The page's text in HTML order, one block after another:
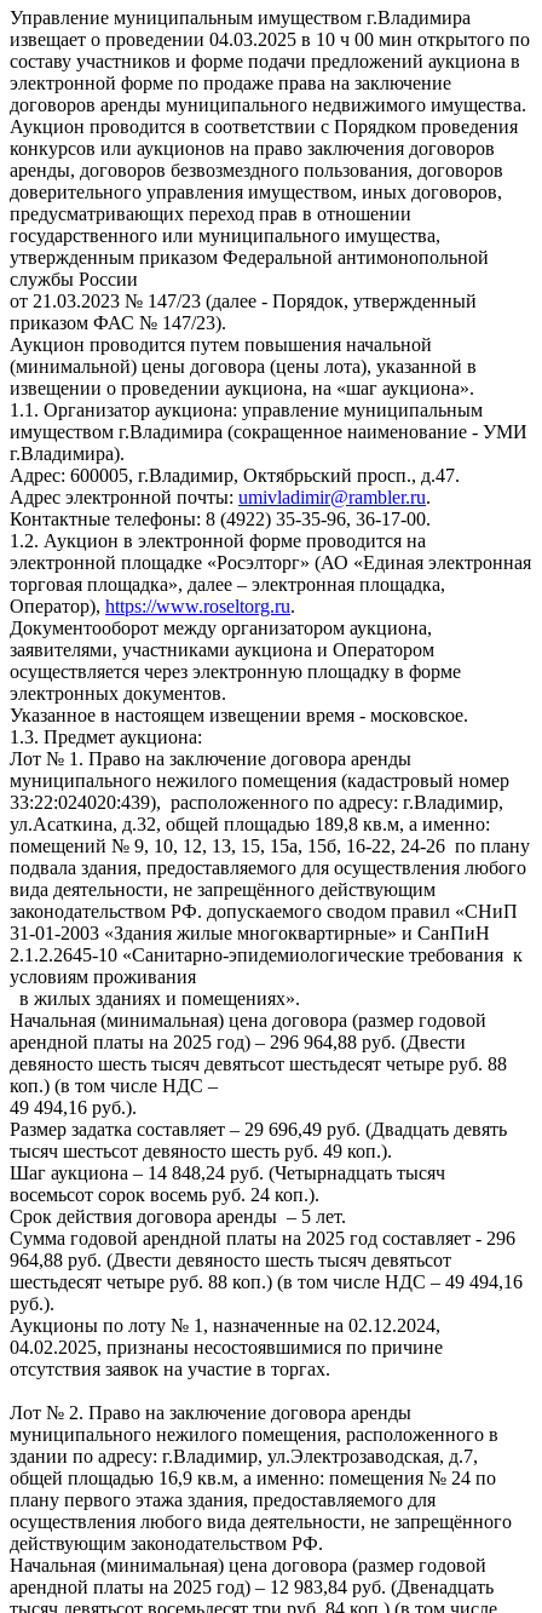
Управление муниципальным имуществом г.Владимира
извещает о проведении 04.03.2025 в 10 ч 00 мин открытого по
составу участников и форме подачи предложений аукциона в
электронной форме по продаже права на заключение
договоров аренды муниципального недвижимого имущества.
Аукцион проводится в соответствии с Порядком проведения
конкурсов или аукционов на право заключения договоров
аренды, договоров безвозмездного пользования, договоров
доверительного управления имуществом, иных договоров,
предусматривающих переход прав в отношении
государственного или муниципального имущества,
утвержденным приказом Федеральной антимонопольной
службы России
от 21.03.2023 № 147/23 (далее - Порядок, утвержденный
приказом ФАС № 147/23).
Аукцион проводится путем повышения начальной
(минимальной) цены договора (цены лота), указанной в
извещении о проведении аукциона, на «шаг аукциона».
1.1. Организатор аукциона: управление муниципальным
имуществом г.Владимира (сокращенное наименование - УМИ
г.Владимира).
Адрес: 600005, г.Владимир, Октябрьский просп., д.47.
Адрес электронной почты: umivladimir@rambler.ru.
Контактные телефоны: 8 (4922) 35-35-96, 36-17-00.
1.2. Аукцион в электронной форме проводится на
электронной площадке «Росэлторг» (АО «Единая электронная
торговая площадка», далее – электронная площадка,
Оператор), https://www.roseltorg.ru.
Документооборот между организатором аукциона,
заявителями, участниками аукциона и Оператором
осуществляется через электронную площадку в форме
электронных документов.
Указанное в настоящем извещении время - московское.
1.3. Предмет аукциона:
Лот № 1. Право на заключение договора аренды
муниципального нежилого помещения (кадастровый номер
33:22:024020:439), расположенного по адресу: г.Владимир,
ул.Асаткина, д.32, общей площадью 189,8 кв.м, а именно:
помещений № 9, 10, 12, 13, 15, 15а, 15б, 16-22, 24-26 по плану
подвала здания, предоставляемого для осуществления любого
вида деятельности, не запрещённого действующим
законодательством РФ. допускаемого сводом правил «СНиП
31-01-2003 «Здания жилые многоквартирные» и СанПиН
2.1.2.2645-10 «Санитарно-эпидемиологические требования к
условиям проживания
в жилых зданиях и помещениях».
Начальная (минимальная) цена договора (размер годовой
арендной платы на 2025 год) – 296 964,88 руб. (Двести
девяносто шесть тысяч девятьсот шестьдесят четыре руб. 88
коп.) (в том числе НДС –
49 494,16 руб.).
Размер задатка составляет – 29 696,49 руб. (Двадцать девять
тысяч шестьсот девяносто шесть руб. 49 коп.).
Шаг аукциона – 14 848,24 руб. (Четырнадцать тысяч
восемьсот сорок восемь руб. 24 коп.).
Срок действия договора аренды – 5 лет.
Сумма годовой арендной платы на 2025 год составляет - 296
964,88 руб. (Двести девяносто шесть тысяч девятьсот
шестьдесят четыре руб. 88 коп.) (в том числе НДС – 49 494,16
руб.).
Аукционы по лоту № 1, назначенные на 02.12.2024,
04.02.2025, признаны несостоявшимися по причине
отсутствия заявок на участие в торгах.
Лот № 2. Право на заключение договора аренды
муниципального нежилого помещения, расположенного в
здании по адресу: г.Владимир, ул.Электрозаводская, д.7,
общей площадью 16,9 кв.м, а именно: помещения № 24 по
плану первого этажа здания, предоставляемого для
осуществления любого вида деятельности, не запрещённого
действующим законодательством РФ.
Начальная (минимальная) цена договора (размер годовой
арендной платы на 2025 год) – 12 983,84 руб. (Двенадцать